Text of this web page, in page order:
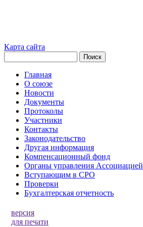
Карта сайта
Главная
О союзе
Новости
Документы
Протоколы
Участники
Контакты
Законодательство
Другая информация
Компенсационный фонд
Органы управления Ассоциацией
Вступающим в СРО
Проверки
Бухгалтерская отчетность
версия
для печати